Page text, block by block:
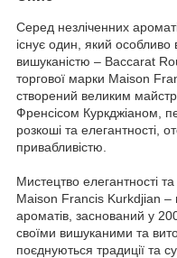
Серед незліченних
існує один, який особливо
вишуканістю – Baccarat
торгової марки Maison
створений великим
Френсісом Куркджіаном,
розкоші та елегантності,
привабливістю.
Мистецтво елегантності
Maison Francis Kurkdjian –
ароматів, заснований у
своїми вишуканими та
поєднуються традиції та